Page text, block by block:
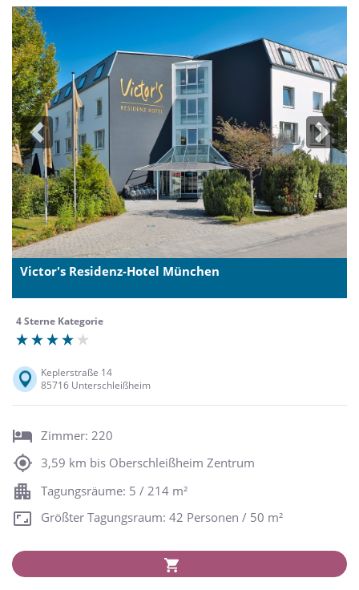
Previous Next
Victor's Residenz-Hotel München
4 Sterne Kategorie
Keplerstraße 14
85716 Unterschleißheim
Zimmer: 220
3,59 km bis Oberschleißheim Zentrum
Tagungsräume: 5 / 214 m²
Größter Tagungsraum: 42 Personen / 50 m²